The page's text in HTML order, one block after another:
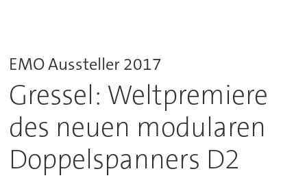
EMO Aussteller 2017
Gressel: Weltpremiere
des neuen modularen
Doppelspanners D2